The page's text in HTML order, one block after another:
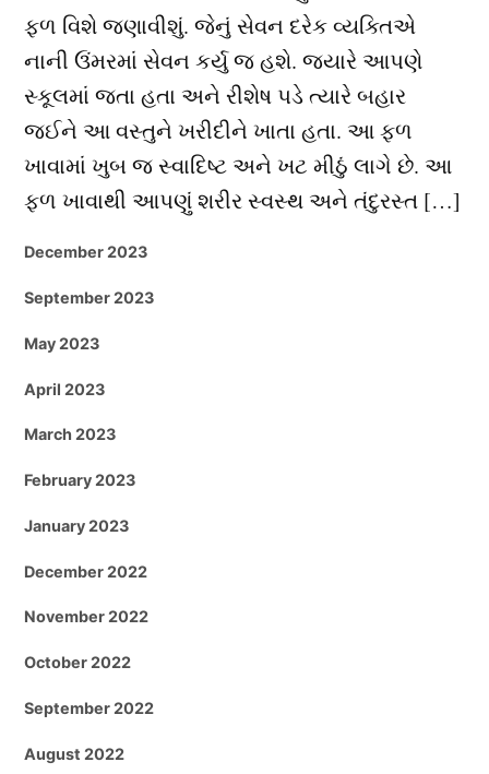
ફળ વિશે જણાવીશું. જેનું સેવન દરેક વ્યક્તિએ
નાની ઉંમરમાં સેવન કર્યુ જ હશે. જયારે આપણે
સ્કૂલમાં જતા હતા અને રીશેષ પડે ત્યારે બહાર
જઈને આ વસ્તુને ખરીદીને ખાતા હતા. આ ફળ
ખાવામાં ખુબ જ સ્વાદિષ્ટ અને ખટ મીઠું લાગે છે. આ
ફળ ખાવાથી આપણું શરીર સ્વસ્થ અને તંદુરસ્ત […]
December 2023
September 2023
May 2023
April 2023
March 2023
February 2023
January 2023
December 2022
November 2022
October 2022
September 2022
August 2022